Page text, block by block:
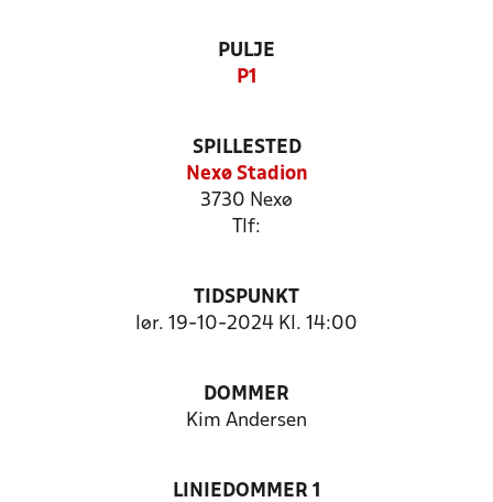
PULJE
P1
SPILLESTED
Nexø Stadion
3730 Nexø
Tlf:
TIDSPUNKT
lør. 19-10-2024 Kl. 14:00
DOMMER
Kim Andersen
LINIEDOMMER 1